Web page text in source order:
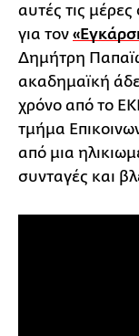
αυτές τις
για τον
Δημήτρη
ακαδημαϊκή
χρόνο από το
τμήμα
από μια
συνταγές και